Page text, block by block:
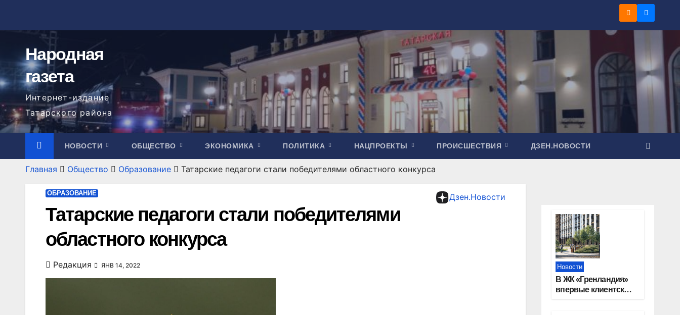
содержимому
Народная
газета
Интернет-издание
Татарского района
НОВОСТИ ОБЩЕСТВО ЭКОНОМИКА ПОЛИТИКА НАЦПРОЕКТЫ ПРОИСШЕСТВИЯ ДЗЕН.НОВОСТИ
Главная Общество Образование Татарские педагоги стали победителями областного конкурса
Дзен.Новости
ОБРАЗОВАНИЕ
Татарские педагоги стали победителями
областного конкурса
Редакция ЯНВ 14, 2022 Новости
В ЖК «Гренландия»
впервые клиентские